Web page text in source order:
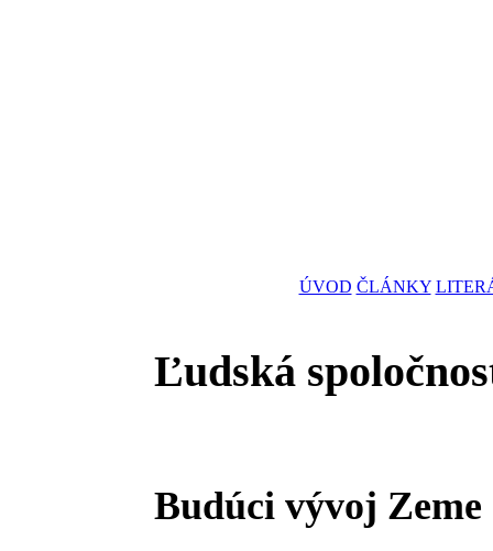
ÚVOD ČLÁNKY
Ľudská
Budúci vývoj Zeme